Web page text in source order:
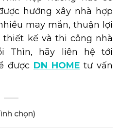
hướng xây nhà hợp
may mắn, thuận lợi
thiết kế và thi công nhà
Thìn, hãy liên hệ tới
được DN HOME tư vấn
chọn)